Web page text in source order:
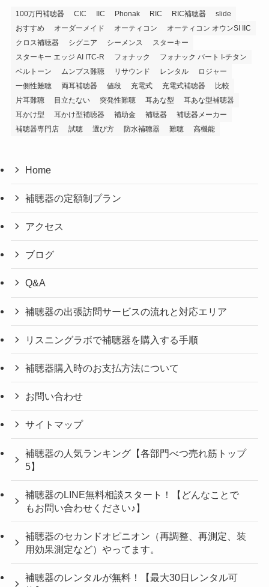
100万円補聴器 CIC IIC Phonak RIC RIC補聴器
slide
おすすめ
オーダーメイド オーティコン
オーティコン オウンSI IIC
クロス補聴器
シグニア シーメンス
スターキー
スターキー エッジ AI ITC-R
フォナック
フォナック バート I-チタン
ベルトーン
ムンプス難聴 リサウンド レンタル
ロジャー
一側性難聴
両耳補聴器 値段 充電式 充電式補聴器
比較
片耳難聴
目立たない 突発性難聴 耳あな型
耳あな型補聴器
耳かけ型
耳かけ型補聴器 補助金 補聴器
補聴器メーカー
補聴器専門店
試聴 選び方 防水補聴器 難聴 高機能
Home
補聴器の定額制プラン
アクセス
ブログ
Q&A
補聴器の出張訪問サービスの流れと対応エリア
リスニングラボで補聴器を購入する手順
補聴器購入時のお支払方法について
お問い合わせ
サイトマップ
補聴器の人気ランキング【各部門べつ売れ筋トップ
5】
補聴器のLINE無料相談スタート！【どんなことで
もお問い合わせください♪】
補聴器のセカンドオピニオン（再調整、再測定、装
用効果測定など）やってます。
補聴器のレンタルが無料！【最大30日レンタル可